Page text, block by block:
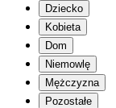
Dziecko
Kobieta
Dom
Niemowlę
Mężczyzna
Pozostałe